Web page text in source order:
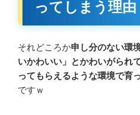
ってしまう理由
それどころか申し分のない環
いかわいい」とかわいがられ
ってもらえるような環境で育
ですｗ